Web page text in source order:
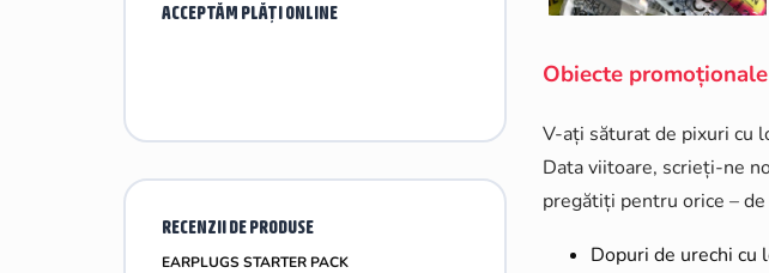
ACCEPTĂM PLĂŢI ONLINE
RECENZII DE PRODUSE
EARPLUGS STARTER PACK
Obiecte promoționale
V-ați săturat de pixuri cu
Data viitoare, scrieți-ne
pregătiți pentru orice –
Dopuri de urechi cu